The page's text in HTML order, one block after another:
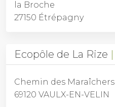
la Broche
27150 Étrépagny
Ecopôle de La Rize
Chemin des Maraîchers
69120 VAULX-EN-VELIN